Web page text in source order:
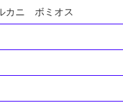
ニ ボミオス